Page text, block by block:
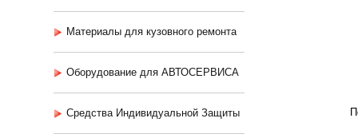
Материалы для кузовного ремонта
Оборудование для АВТОСЕРВИСА
Средства Индивидуальной Защиты